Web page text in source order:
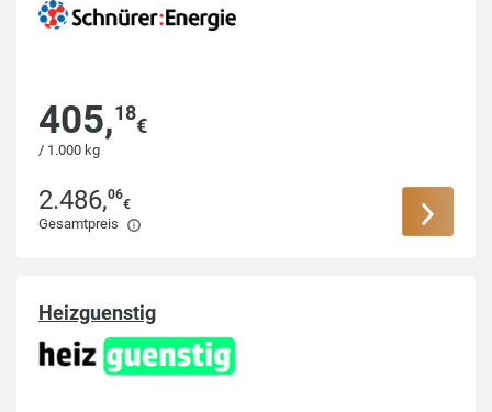
405,18
€
/ 1.000 kg
2.486,06
€
Gesamtpreis
Heizguenstig